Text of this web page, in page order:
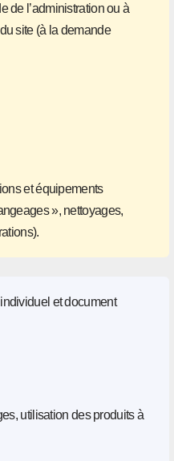
de l’administration ou à
site (à la demande
et équipements
», nettoyages,
et document
utilisation des produits à